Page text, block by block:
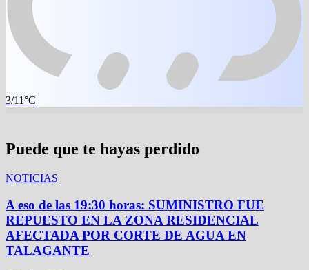
3/11°C
Puede que te hayas perdido
NOTICIAS
A eso de las 19:30 horas: SUMINISTRO FUE
REPUESTO EN LA ZONA RESIDENCIAL
AFECTADA POR CORTE DE AGUA EN
TALAGANTE